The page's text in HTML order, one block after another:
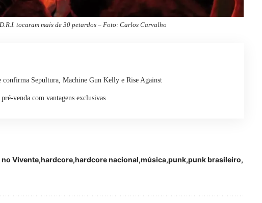
tocaram mais de 30 petardos – Foto: Carlos Carvalho
Sepultura, Machine Gun Kelly e Rise Against
venda com vantagens exclusivas
no Vivente hardcore hardcore nacional música punk punk brasileiro